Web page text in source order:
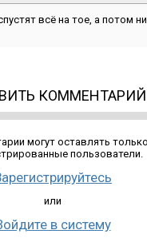
всё на тое, а потом
КОММЕНТАРИЙ
могут оставлять только
пользователи.
или
в систему